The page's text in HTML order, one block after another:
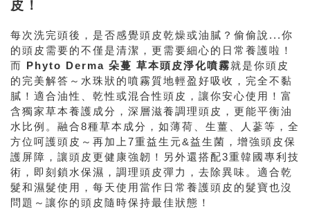
皮！
每次洗完頭後，是否感覺頭皮乾燥或油膩？偷偷說...你
的頭皮需要的不僅是清潔，更需要細心的日常養護啦！
而 Phyto Derma 朵蔓 草本頭皮淨化噴霧就是你頭皮
的完美解答～水珠狀的噴霧質地輕盈好吸收，完全不黏
膩！適合油性、乾性或混合性頭皮，讓你安心使用！富
含獨家草本養護成分，深層滋養調理頭皮，更能平衡油
水比例。融合8種草本成分，如薄荷、生薑、人蔘等，全
方位呵護頭皮～再加上7重益生元&益生菌，增強頭皮保
護屏障，讓頭皮更健康強韌！另外還搭配3重韓國專利技
術，即刻鎖水保濕，調理頭皮彈力，去除異味。適合乾
髮和濕髮使用，每天使用當作日常養護頭皮的髮寶也沒
問題～讓你的頭皮隨時保持最佳狀態！